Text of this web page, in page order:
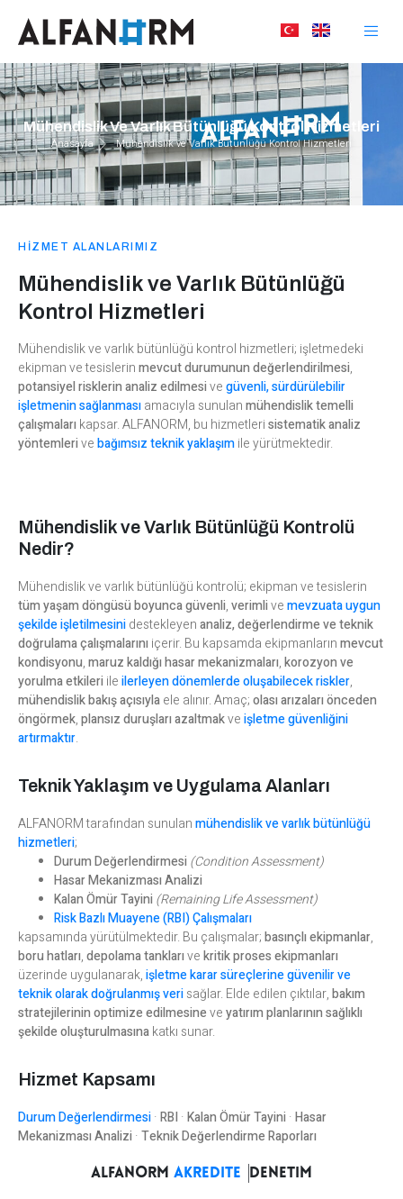
Mühendislik Ve Varlık Bütünlüğü Kontrol Hizmetleri
Anasayfa Mühendislik ve Varlık Bütünlüğü Kontrol Hizmetleri
HİZMET ALANLARIMIZ
Mühendislik ve Varlık Bütünlüğü
Kontrol Hizmetleri
Mühendislik ve varlık bütünlüğü kontrol hizmetleri; işletmedeki
ekipman ve tesislerinmevcut durumunun değerlendirilmesi,
potansiyel risklerin analiz edilmesivegüvenli, sürdürülebilir
işletmenin sağlanmasıamacıyla sunulanmühendislik temelli
çalışmaları kapsar. ALFANORM, bu hizmetlerisistematik analiz
yöntemlerivebağımsız teknik yaklaşımile yürütmektedir.
Mühendislik ve Varlık Bütünlüğü Kontrolü
Nedir?
Mühendislik ve varlık bütünlüğü kontrolü; ekipman ve tesislerin
tüm yaşam döngüsü boyuncagüvenli,verimlivemevzuata uygun
şekilde işletilmesinidestekleyenanaliz, değerlendirme ve teknik
doğrulama çalışmalarını içerir. Bu kapsamda ekipmanlarınmevcut
kondisyonu,maruz kaldığı hasar mekanizmaları,korozyon ve
yorulma etkileri ileilerleyen dönemlerde oluşabilecek riskler,
mühendislik bakış açısıylaele alınır. Amaç;olası arızaları önceden
öngörmek,plansız duruşları azaltmakveişletme güvenliğini
artırmaktır.
Teknik Yaklaşım ve Uygulama Alanları
ALFANORM tarafından sunulanmühendislik ve varlık bütünlüğü
hizmetleri;
Durum Değerlendirmesi (Condition Assessment)
Hasar Mekanizması Analizi
Kalan Ömür Tayini (Remaining Life Assessment)
Risk Bazlı Muayene (RBI) Çalışmaları
kapsamında yürütülmektedir. Bu çalışmalar;basınçlı ekipmanlar,
boru hatları,depolama tanklarıvekritik proses ekipmanları
üzerinde uygulanarak,işletme karar süreçlerine güvenilir ve
teknik olarak doğrulanmış verisağlar. Elde edilen çıktılar,bakım
stratejilerinin optimize edilmesineveyatırım planlarının sağlıklı
şekilde oluşturulmasınakatkı sunar.
Hizmet Kapsamı
Durum Değerlendirmesi·RBI ·Kalan Ömür Tayini ·Hasar
Mekanizması Analizi ·Teknik Değerlendirme Raporları
ALFANORMakredite denetim